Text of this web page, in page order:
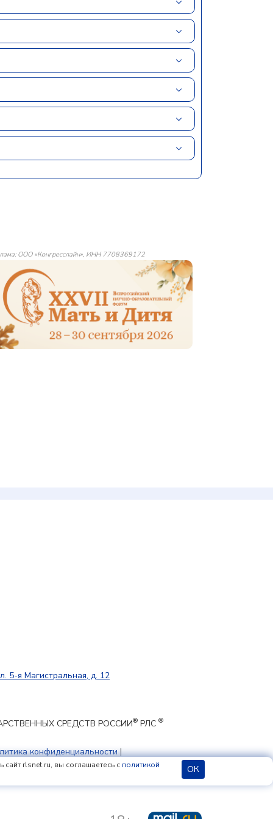
ООО «Конгресслайн», ИНН 7708369172
5-я Магистральная, д. 12
СРЕДСТВ РОССИИ® РЛС ®
конфиденциальности|
cookierlsnet.ru, вы соглашаетесь с политикой ОК